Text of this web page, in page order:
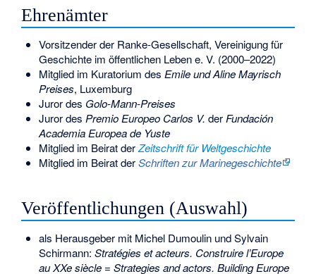
Ehrenämter
Vorsitzender der Ranke-Gesellschaft, Vereinigung für
Geschichte im öffentlichen Leben e. V. (2000–2022)
Mitglied im Kuratorium des Emile und Aline Mayrisch
Preises, Luxemburg
Juror des Golo-Mann-Preises
Juror des Premio Europeo Carlos V. derFundación
Academia Europea de Yuste
Mitglied im Beirat derZeitschrift für Weltgeschichte
Mitglied im Beirat derSchriften zur Marinegeschichte
Veröffentlichungen (Auswahl)
als Herausgeber mit Michel Dumoulinund Sylvain
Schirmann: Stratégies et acteurs. Construire l’Europe
au XXe siècle = Strategies and actors. Building Europe